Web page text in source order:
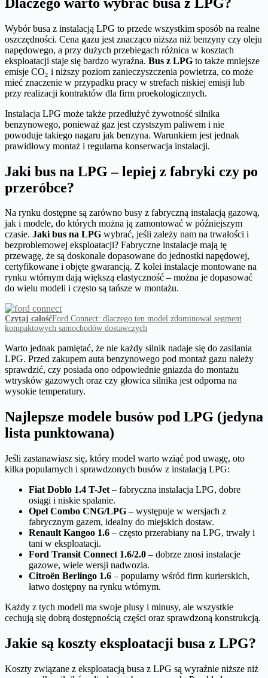
Wybór busa z instalacją LPG to przede wszystkim sposób na realne
oszczędności. Cena gazu jest znacząco niższa niż benzyny czy oleju
napędowego, a przy dużych przebiegach różnica w kosztach
eksploatacji staje się bardzo wyraźna. Bus z LPG to także mniejsze
emisje CO₂ i niższy poziom zanieczyszczenia powietrza, co może
mieć znaczenie w przypadku pracy w strefach niskiej emisji lub
przy realizacji kontraktów dla firm proekologicznych.
Instalacja LPG może także przedłużyć żywotność silnika
benzynowego, ponieważ gaz jest czystszym paliwem i nie
powoduje takiego nagaru jak benzyna. Warunkiem jest jednak
prawidłowy montaż i regularna konserwacja instalacji.
Jaki bus na LPG – lepiej z fabryki czy po
przeróbce?
Na rynku dostępne są zarówno busy z fabryczną instalacją gazową,
jak i modele, do których można ją zamontować w późniejszym
czasie. Jaki bus na LPG wybrać, jeśli zależy nam na trwałości i
bezproblemowej eksploatacji? Fabryczne instalacje mają tę
przewagę, że są doskonale dopasowane do jednostki napędowej,
certyfikowane i objęte gwarancją. Z kolei instalacje montowane na
rynku wtórnym dają większą elastyczność – można je dopasować
do wielu modeli i często są tańsze w montażu.
Czytaj całośćFord Connect: dlaczego ten model zdominował segment
kompaktowych samochodów dostawczych
Warto jednak pamiętać, że nie każdy silnik nadaje się do zasilania
LPG. Przed zakupem auta benzynowego pod montaż gazu należy
sprawdzić, czy posiada ono odpowiednie gniazda do montażu
wtrysków gazowych oraz czy głowica silnika jest odporna na
wysokie temperatury.
Najlepsze modele busów pod LPG (jedyna
lista punktowana)
Jeśli zastanawiasz się, który model warto wziąć pod uwagę, oto
kilka popularnych i sprawdzonych busów z instalacją LPG:
Fiat Doblo 1.4 T-Jet – fabryczna instalacja LPG, dobre
osiągi i niskie spalanie.
Opel Combo CNG/LPG – występuje w wersjach z
fabrycznym gazem, idealny do miejskich dostaw.
Renault Kangoo 1.6 – często przerabiany na LPG, trwały i
tani w eksploatacji.
Ford Transit Connect 1.6/2.0 – dobrze znosi instalacje
gazowe, wiele wersji nadwozia.
Citroën Berlingo 1.6 – popularny wśród firm kurierskich,
łatwo dostępny na rynku wtórnym.
Każdy z tych modeli ma swoje plusy i minusy, ale wszystkie
cechują się dobrą dostępnością części oraz sprawdzoną konstrukcją.
Jakie są koszty eksploatacji busa z LPG?
Koszty związane z eksploatacją busa z LPG są wyraźnie niższe niż